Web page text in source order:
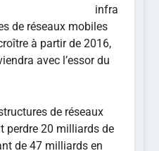
infra
de réseaux mobiles
à partir de 2016,
avec l’essor du
de réseaux
perdre 20 milliards de
de 47 milliards en